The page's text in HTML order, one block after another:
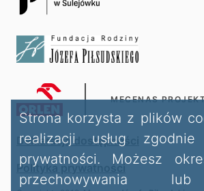
MECENAS
Deklaracja dostępności
Polityka prywatności
Strona korzysta z plików
realizacji usług
prywatności. Możesz
przechowywania